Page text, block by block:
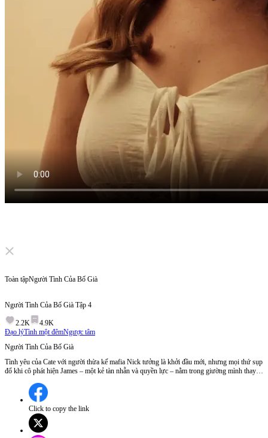
Click to unmute
Gì, em vẫn lưu luyến
Toàn tậpNgười Tình Của Bố Già
Người Tình Của Bố Già Tập 4
2.2K
4.9K
Đạo lýTình một đêmNgược tâm
Người Tình Của Bố Già
Tình yêu của Cate với người thừa kế mafia Nick tưởng là khởi đầu mới, nhưng mọi thứ sụp
đổ khi cô phát hiện James – một kẻ tàn nhẫn và quyền lực – nằm trong giường mình thay vì
đàn ông thống trị thế giới ngầm... cũng chính là cha của bạn trai cô!
Click to copy the link